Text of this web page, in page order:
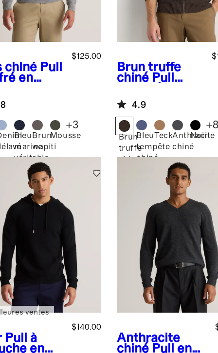
chiné Pull
en
$125.00
Bleu
marine
véritable
Brun
wapiti
Mousse
+3
Brun truffe
chiné Pull
en cachemire
de Mongolie à
fermeture à
glissière
4.9
Brun
truffe
chiné
Bleu
tempête
chiné
TeckAnthracite
chiné
Noir
+
Pull à
en
$140.00
ventes
Anthracite
chiné Pull en